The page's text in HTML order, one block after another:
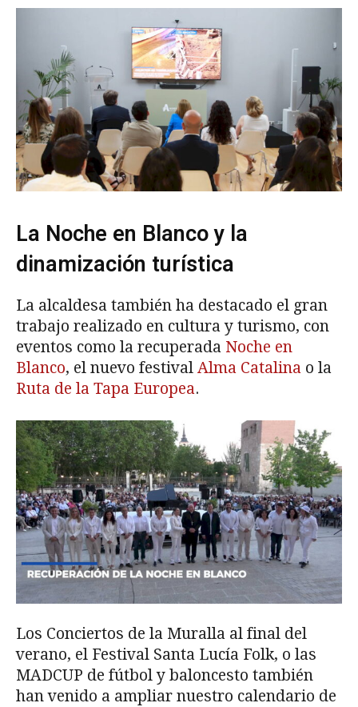
La Noche en Blanco y la
dinamización turística
La alcaldesa también ha destacado el gran
trabajo realizado en cultura y turismo, con
eventos como la recuperada Noche en
Blanco, el nuevo festival Alma Catalina o la
Ruta de la Tapa Europea.
Los Conciertos de la Muralla al final del
verano, el Festival Santa Lucía Folk, o las
MADCUP de fútbol y baloncesto también
han venido a ampliar nuestro calendario de